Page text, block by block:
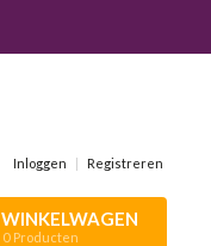
Inloggen | Registreren
WINKELWAGEN
0 Producten